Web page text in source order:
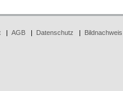
| AGB| Datenschutz Bildnachweis